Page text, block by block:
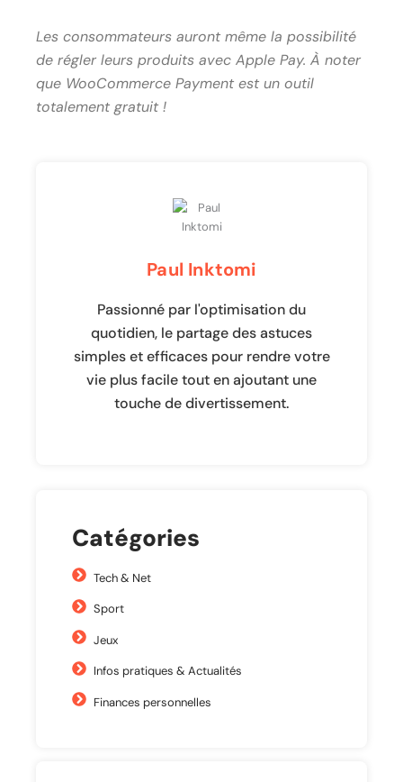
Les consommateurs auront même la possibilité
de régler leurs produits avec Apple Pay. À noter
que WooCommerce Payment est un outil
totalement gratuit !
Paul Inktomi
Passionné par l'optimisation du
quotidien, le partage des astuces
simples et efficaces pour rendre votre
vie plus facile tout en ajoutant une
touche de divertissement.
Catégories
Tech & Net
Sport
Jeux
Infos pratiques & Actualités
Finances personnelles